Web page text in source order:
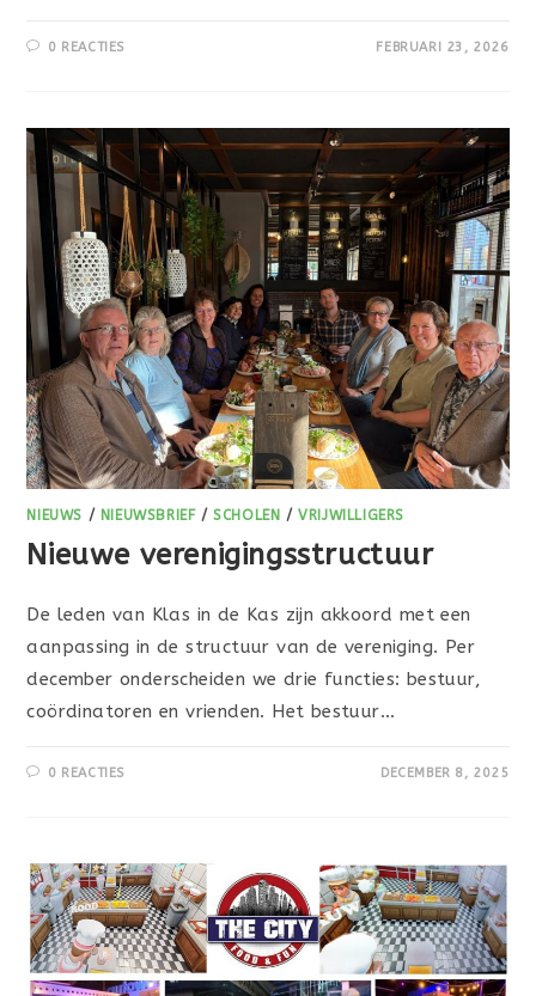
0 REACTIES FEBRUARI 23, 2026
NIEUWS / NIEUWSBRIEF/SCHOLEN /VRIJWILLIGERS
Nieuwe verenigingsstructuur
De leden van Klas in de Kas zijn akkoord met een
aanpassing in de structuur van de vereniging. Per
december onderscheiden we drie functies: bestuur,
coördinatoren en vrienden. Het bestuur…
0 REACTIES DECEMBER 8, 2025